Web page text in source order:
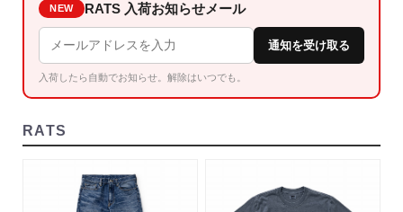
NEW RATS 入荷お知らせメール
通知を受け取る
入荷したら自動でお知らせ。解除はいつでも。
RATS